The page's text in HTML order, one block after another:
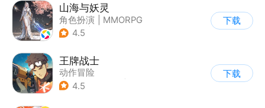
山海与妖灵
角色扮演
MMORPG
| 仙侠
4.5
下载
王牌战士
动作冒险
| 第一人称射击
4.5
下载